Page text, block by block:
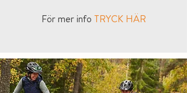
För mer info TRYCK HÄR